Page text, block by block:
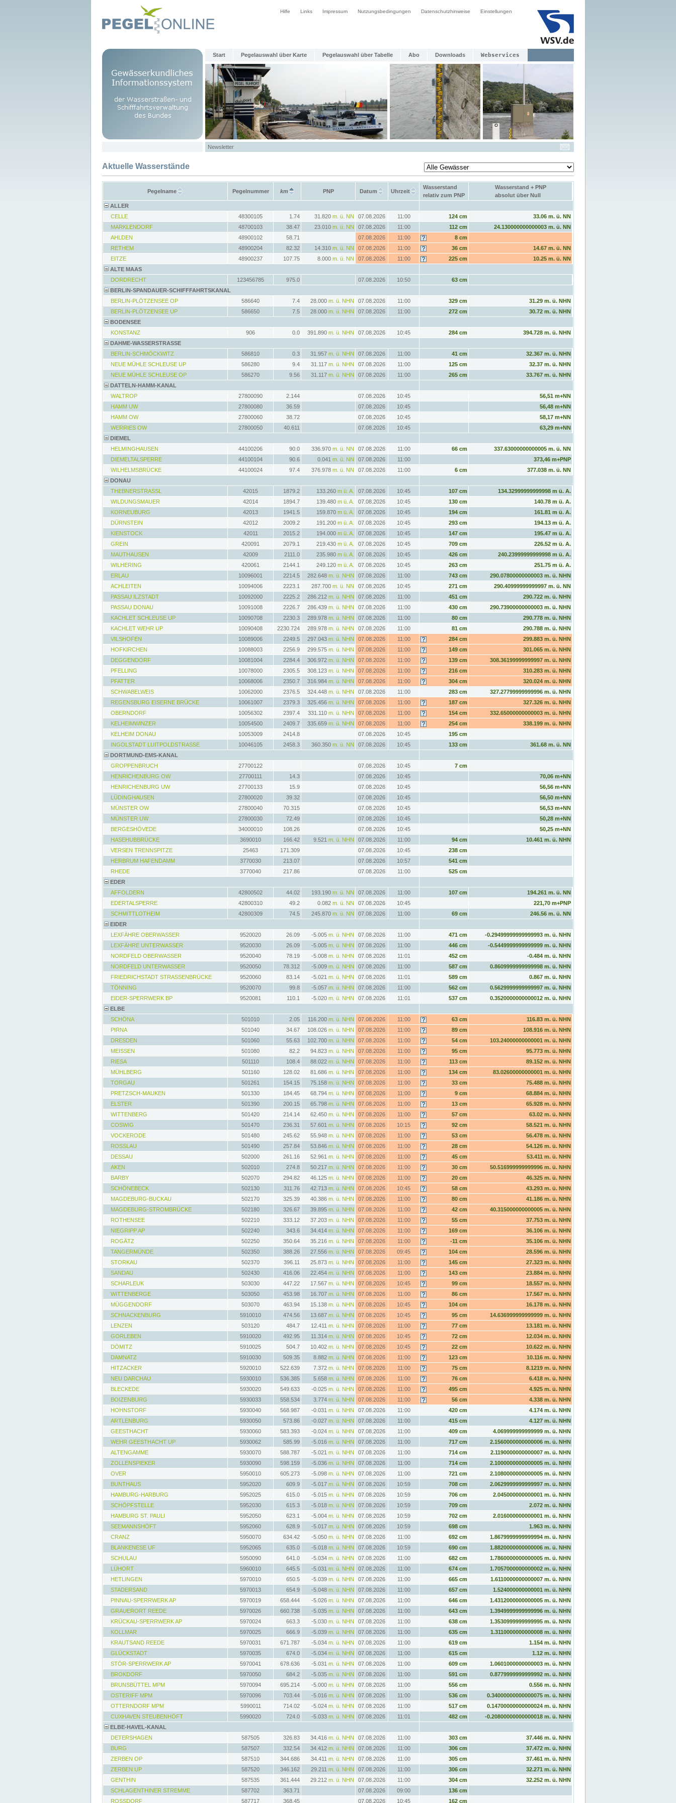
Hilfe Links Impressum Nutzungsbedingungen Datenschutzhinweise Einstellungen
Start Pegelauswahl über Karte Pegelauswahl über Tabelle Abo Downloads Webservices
Newsletter
Aktuelle Wasserstände
Pegelname Pegelnummer km PNP Datum Uhrzeit
Wasserstand
relativ zum PNP
Wasserstand + PNP
absolut über Null
ALLER
CELLE
48300105 1.74 31.820 m. ü. NN 07.08.2026 11:00 124 cm
33.06 m. ü. NN
MARKLENDORF
48700103 38.47 23.010 m. ü. NN 07.08.2026 11:00 112 cm
24.130000000000003 m. ü. NN
AHLDEN
48900102 58.71 07.08.2026 11:00
8 cm
RETHEM
48900204 82.32 14.310 m. ü. NN 07.08.2026 11:00 36 cm
14.67 m. ü. NN
EITZE
48900237 107.75 8.000 m. ü. NN 07.08.2026 11:00 225 cm
10.25 m. ü. NN
ALTE MAAS
DORDRECHT
123456785 975.0 07.08.2026 10:50
63 cm
BERLIN-SPANDAUER-SCHIFFFAHRTSKANAL
BERLIN-PLÖTZENSEE OP
586640 7.4 28.000 m. ü. NHN 07.08.2026 11:00 329 cm
31.29 m. ü. NHN
BERLIN-PLÖTZENSEE UP
586650 7.5 28.000 m. ü. NHN 07.08.2026 11:00 272 cm
30.72 m. ü. NHN
BODENSEE
KONSTANZ
906 0.0 391.890 m. ü. NHN 07.08.2026 10:45 284 cm
394.728 m. ü. NHN
DAHME-WASSERSTRASSE
BERLIN-SCHMÖCKWITZ
586810 0.3 31.957 m. ü. NHN 07.08.2026 11:00 41 cm
32.367 m. ü. NHN
NEUE MÜHLE SCHLEUSE UP
586280 9.4 31.117 m. ü. NHN 07.08.2026 11:00 125 cm
32.37 m. ü. NHN
NEUE MÜHLE SCHLEUSE OP
586270 9.56 31.117 m. ü. NHN 07.08.2026 11:00 265 cm
33.767 m. ü. NHN
DATTELN-HAMM-KANAL
WALTROP
27800090 2.144 07.08.2026 10:45
56,51 m+NN
HAMM UW
27800080 36.59 07.08.2026 10:45
56,48 m+NN
HAMM OW
27800060 38.72 07.08.2026 10:45
58,17 m+NN
WERRIES OW
27800050 40.611 07.08.2026 10:45
63,29 m+NN
DIEMEL
HELMINGHAUSEN
44100206 90.0 336.970 m. ü. NN 07.08.2026 11:00 66 cm
337.63000000000005 m. ü. NN
DIEMELTALSPERRE
44100104 90.6 0.041 m. ü. NN 07.08.2026 11:00
373,46 m+PNP
WILHELMSBRÜCKE
44100024 97.4 376.978 m. ü. NN 07.08.2026 11:00 6 cm
377.038 m. ü. NN
DONAU
THEBNERSTRASSL
42015 1879.2 133.260 m ü. A. 07.08.2026 10:45 107 cm
134.32999999999998 m ü. A.
WILDUNGSMAUER
42014 1894.7 139.480 m ü. A. 07.08.2026 10:45 130 cm
140.78 m ü. A.
KORNEUBURG
42013 1941.5 159.870 m ü. A. 07.08.2026 10:45 194 cm
161.81 m ü. A.
DÜRNSTEIN
42012 2009.2 191.200 m ü. A. 07.08.2026 10:45 293 cm
194.13 m ü. A.
KIENSTOCK
42011 2015.2 194.000 m ü. A. 07.08.2026 10:45 147 cm
195.47 m ü. A.
GREIN
420091 2079.1 219.430 m ü. A. 07.08.2026 10:45 709 cm
226.52 m ü. A.
MAUTHAUSEN
42009 2111.0 235.980 m ü. A. 07.08.2026 10:45 426 cm
240.23999999999998 m ü. A.
WILHERING
420061 2144.1 249.120 m ü. A. 07.08.2026 10:45 263 cm
251.75 m ü. A.
ERLAU
10096001 2214.5 282.648 m. ü. NHN 07.08.2026 11:00 743 cm
290.07800000000003 m. ü. NHN
ACHLEITEN
10094006 2223.1 287.700 m. ü. NN 07.08.2026 10:45 271 cm
290.40999999999997 m. ü. NN
PASSAU ILZSTADT
10092000 2225.2 286.212 m. ü. NHN 07.08.2026 11:00 451 cm
290.722 m. ü. NHN
PASSAU DONAU
10091008 2226.7 286.439 m. ü. NHN 07.08.2026 11:00 430 cm
290.73900000000003 m. ü. NHN
KACHLET SCHLEUSE UP
10090708 2230.3 289.978 m. ü. NHN 07.08.2026 11:00 80 cm
290.778 m. ü. NHN
KACHLET WEHR UP
10090408 2230.724 289.978 m. ü. NHN 07.08.2026 11:00 81 cm
290.788 m. ü. NHN
VILSHOFEN
10089006 2249.5 297.043 m. ü. NHN 07.08.2026 11:00 284 cm
299.883 m. ü. NHN
HOFKIRCHEN
10088003 2256.9 299.575 m. ü. NHN 07.08.2026 11:00 149 cm
301.065 m. ü. NHN
DEGGENDORF
10081004 2284.4 306.972 m. ü. NHN 07.08.2026 11:00 139 cm
308.36199999999997 m. ü. NHN
PFELLING
10078000 2305.5 308.123 m. ü. NHN 07.08.2026 11:00 216 cm
310.283 m. ü. NHN
PFATTER
10068006 2350.7 316.984 m. ü. NHN 07.08.2026 11:00 304 cm
320.024 m. ü. NHN
SCHWABELWEIS
10062000 2376.5 324.448 m. ü. NHN 07.08.2026 11:00 283 cm
327.27799999999996 m. ü. NHN
REGENSBURG EISERNE BRÜCKE
10061007 2379.3 325.456 m. ü. NHN 07.08.2026 11:00 187 cm
327.326 m. ü. NHN
OBERNDORF
10056302 2397.4 331.110 m. ü. NHN 07.08.2026 11:00 154 cm
332.65000000000003 m. ü. NHN
KELHEIMWINZER
10054500 2409.7 335.659 m. ü. NHN 07.08.2026 11:00 254 cm
338.199 m. ü. NHN
KELHEIM DONAU
10053009 2414.8 07.08.2026 10:45
195 cm
INGOLSTADT LUITPOLDSTRASSE
10046105 2458.3 360.350 m. ü. NN 07.08.2026 10:45 133 cm
361.68 m. ü. NN
DORTMUND-EMS-KANAL
GROPPENBRUCH
27700122 07.08.2026 10:45
7 cm
HENRICHENBURG OW
27700111 14.3 07.08.2026 10:45
70,06 m+NN
HENRICHENBURG UW
27700133 15.9 07.08.2026 10:45
56,56 m+NN
LÜDINGHAUSEN
27800020 39.32 07.08.2026 10:45
56,50 m+NN
MÜNSTER OW
27800040 70.315 07.08.2026 10:45
56,53 m+NN
MÜNSTER UW
27800030 72.49 07.08.2026 10:45
50,28 m+NN
BERGESHÖVEDE
34000010 108.26 07.08.2026 10:45
50,25 m+NN
HASEHUBBRÜCKE
3690010 166.42 9.521 m. ü. NHN 07.08.2026 11:00 94 cm
10.461 m. ü. NHN
VERSEN TRENNSPITZE
25463 171.309 07.08.2026 10:45
238 cm
HERBRUM HAFENDAMM
3770030 213.07 07.08.2026 10:57
541 cm
RHEDE
3770040 217.86 07.08.2026 11:00
525 cm
EDER
AFFOLDERN
42800502 44.02 193.190 m. ü. NN 07.08.2026 11:00 107 cm
194.261 m. ü. NN
EDERTALSPERRE
42800310 49.2 0.082 m. ü. NN 07.08.2026 10:45
221,70 m+PNP
SCHMITTLOTHEIM
42800309 74.5 245.870 m. ü. NN 07.08.2026 11:00 69 cm
246.56 m. ü. NN
EIDER
LEXFÄHRE OBERWASSER
9520020 26.09 -5.005 m. ü. NHN 07.08.2026 11:00 471 cm
-0.29499999999999993 m. ü. NHN
LEXFÄHRE UNTERWASSER
9520030 26.09 -5.005 m. ü. NHN 07.08.2026 11:00 446 cm
-0.5449999999999999 m. ü. NHN
NORDFELD OBERWASSER
9520040 78.19 -5.008 m. ü. NHN 07.08.2026 11:01 452 cm
-0.484 m. ü. NHN
NORDFELD UNTERWASSER
9520050 78.312 -5.009 m. ü. NHN 07.08.2026 11:00 587 cm
0.8609999999999998 m. ü. NHN
FRIEDRICHSTADT STRASSENBRÜCKE
9520060 83.14 -5.021 m. ü. NHN 07.08.2026 11:01 589 cm
0.867 m. ü. NHN
TÖNNING
9520070 99.8 -5.057 m. ü. NHN 07.08.2026 11:00 562 cm
0.5629999999999997 m. ü. NHN
EIDER-SPERRWERK BP
9520081 110.1 -5.020 m. ü. NHN 07.08.2026 11:01 537 cm
0.3520000000000012 m. ü. NHN
ELBE
SCHÖNA
501010 2.05 116.200 m. ü. NHN 07.08.2026 11:00 63 cm
116.83 m. ü. NHN
PIRNA
501040 34.67 108.026 m. ü. NHN 07.08.2026 11:00 89 cm
108.916 m. ü. NHN
DRESDEN
501060 55.63 102.700 m. ü. NHN 07.08.2026 11:00 54 cm
103.24000000000001 m. ü. NHN
MEISSEN
501080 82.2 94.823 m. ü. NHN 07.08.2026 11:00 95 cm
95.773 m. ü. NHN
RIESA
501110 108.4 88.022 m. ü. NHN 07.08.2026 11:00 113 cm
89.152 m. ü. NHN
MÜHLBERG
501160 128.02 81.686 m. ü. NHN 07.08.2026 11:00 134 cm
83.02600000000001 m. ü. NHN
TORGAU
501261 154.15 75.158 m. ü. NHN 07.08.2026 11:00 33 cm
75.488 m. ü. NHN
PRETZSCH-MAUKEN
501330 184.45 68.794 m. ü. NHN 07.08.2026 11:00 9 cm
68.884 m. ü. NHN
ELSTER
501390 200.15 65.798 m. ü. NHN 07.08.2026 11:00 13 cm
65.928 m. ü. NHN
WITTENBERG
501420 214.14 62.450 m. ü. NHN 07.08.2026 11:00 57 cm
63.02 m. ü. NHN
COSWIG
501470 236.31 57.601 m. ü. NHN 07.08.2026 10:15 92 cm
58.521 m. ü. NHN
VOCKERODE
501480 245.62 55.948 m. ü. NHN 07.08.2026 11:00 53 cm
56.478 m. ü. NHN
ROSSLAU
501490 257.84 53.846 m. ü. NHN 07.08.2026 11:00 28 cm
54.126 m. ü. NHN
DESSAU
502000 261.16 52.961 m. ü. NHN 07.08.2026 11:00 45 cm
53.411 m. ü. NHN
AKEN
502010 274.8 50.217 m. ü. NHN 07.08.2026 11:00 30 cm
50.516999999999996 m. ü. NHN
BARBY
502070 294.82 46.125 m. ü. NHN 07.08.2026 11:00 20 cm
46.325 m. ü. NHN
SCHÖNEBECK
502130 311.76 42.713 m. ü. NHN 07.08.2026 10:45 58 cm
43.293 m. ü. NHN
MAGDEBURG-BUCKAU
502170 325.39 40.386 m. ü. NHN 07.08.2026 11:00 80 cm
41.186 m. ü. NHN
MAGDEBURG-STROMBRÜCKE
502180 326.67 39.895 m. ü. NHN 07.08.2026 11:00 42 cm
40.315000000000005 m. ü. NHN
ROTHENSEE
502210 333.12 37.203 m. ü. NHN 07.08.2026 11:00 55 cm
37.753 m. ü. NHN
NIEGRIPP AP
502240 343.6 34.414 m. ü. NHN 07.08.2026 11:00 169 cm
36.106 m. ü. NHN
ROGÄTZ
502250 350.64 35.216 m. ü. NHN 07.08.2026 11:00 -11 cm
35.106 m. ü. NHN
TANGERMÜNDE
502350 388.26 27.556 m. ü. NHN 07.08.2026 09:45 104 cm
28.596 m. ü. NHN
STORKAU
502370 396.11 25.873 m. ü. NHN 07.08.2026 11:00 145 cm
27.323 m. ü. NHN
SANDAU
502430 416.06 22.454 m. ü. NHN 07.08.2026 11:00 143 cm
23.884 m. ü. NHN
SCHARLEUK
503030 447.22 17.567 m. ü. NHN 07.08.2026 10:45 99 cm
18.557 m. ü. NHN
WITTENBERGE
503050 453.98 16.707 m. ü. NHN 07.08.2026 11:00 86 cm
17.567 m. ü. NHN
MÜGGENDORF
503070 463.94 15.138 m. ü. NHN 07.08.2026 10:45 104 cm
16.178 m. ü. NHN
SCHNACKENBURG
5910010 474.56 13.687 m. ü. NHN 07.08.2026 10:45 95 cm
14.636999999999999 m. ü. NHN
LENZEN
503120 484.7 12.411 m. ü. NHN 07.08.2026 11:00 77 cm
13.181 m. ü. NHN
GORLEBEN
5910020 492.95 11.314 m. ü. NHN 07.08.2026 10:45 72 cm
12.034 m. ü. NHN
DÖMITZ
5910025 504.7 10.402 m. ü. NHN 07.08.2026 10:45 22 cm
10.622 m. ü. NHN
DAMNATZ
5910030 509.35 8.882 m. ü. NHN 07.08.2026 11:00 123 cm
10.116 m. ü. NHN
HITZACKER
5920010 522.639 7.372 m. ü. NHN 07.08.2026 11:00 75 cm
8.1219 m. ü. NHN
NEU DARCHAU
5930010 536.385 5.658 m. ü. NHN 07.08.2026 11:00 76 cm
6.418 m. ü. NHN
BLECKEDE
5930020 549.633 -0.025 m. ü. NHN 07.08.2026 11:00 495 cm
4.925 m. ü. NHN
BOIZENBURG
5930033 558.534 3.774 m. ü. NHN 07.08.2026 11:00 56 cm
4.338 m. ü. NHN
HOHNSTORF
5930040 568.987 -0.031 m. ü. NHN 07.08.2026 11:00 420 cm
4.174 m. ü. NHN
ARTLENBURG
5930050 573.86 -0.027 m. ü. NHN 07.08.2026 11:00 415 cm
4.127 m. ü. NHN
GEESTHACHT
5930060 583.393 -0.024 m. ü. NHN 07.08.2026 11:00 409 cm
4.069999999999999 m. ü. NHN
WEHR GEESTHACHT UP
5930062 585.99 -5.016 m. ü. NHN 07.08.2026 11:00 717 cm
2.1560000000000006 m. ü. NHN
ALTENGAMME
5930070 588.787 -5.021 m. ü. NHN 07.08.2026 11:00 714 cm
2.1190000000000007 m. ü. NHN
ZOLLENSPIEKER
5930090 598.159 -5.036 m. ü. NHN 07.08.2026 11:00 714 cm
2.1000000000000005 m. ü. NHN
OVER
5950010 605.273 -5.098 m. ü. NHN 07.08.2026 11:00 721 cm
2.1080000000000005 m. ü. NHN
BUNTHAUS
5952020 609.9 -5.017 m. ü. NHN 07.08.2026 10:59 708 cm
2.0629999999999997 m. ü. NHN
HAMBURG-HARBURG
5952025 615.0 -5.015 m. ü. NHN 07.08.2026 10:59 706 cm
2.045000000000001 m. ü. NHN
SCHÖPFSTELLE
5952030 615.3 -5.018 m. ü. NHN 07.08.2026 10:59 709 cm
2.072 m. ü. NHN
HAMBURG ST. PAULI
5952050 623.1 -5.004 m. ü. NHN 07.08.2026 10:59 702 cm
2.016000000000001 m. ü. NHN
SEEMANNSHÖFT
5952060 628.9 -5.017 m. ü. NHN 07.08.2026 10:59 698 cm
1.963 m. ü. NHN
CRANZ
5950070 634.42 -5.050 m. ü. NHN 07.08.2026 11:00 692 cm
1.8679999999999994 m. ü. NHN
BLANKENESE UF
5952065 635.0 -5.018 m. ü. NHN 07.08.2026 10:59 690 cm
1.8820000000000006 m. ü. NHN
SCHULAU
5950090 641.0 -5.034 m. ü. NHN 07.08.2026 11:00 682 cm
1.7860000000000005 m. ü. NHN
LÜHORT
5960010 645.5 -5.031 m. ü. NHN 07.08.2026 11:00 674 cm
1.7057000000000002 m. ü. NHN
HETLINGEN
5970010 650.5 -5.039 m. ü. NHN 07.08.2026 11:00 665 cm
1.6110000000000007 m. ü. NHN
STADERSAND
5970013 654.9 -5.048 m. ü. NHN 07.08.2026 11:00 657 cm
1.524000000000001 m. ü. NHN
PINNAU-SPERRWERK AP
5970019 658.444 -5.026 m. ü. NHN 07.08.2026 11:00 646 cm
1.4312000000000005 m. ü. NHN
GRAUERORT REEDE
5970026 660.738 -5.035 m. ü. NHN 07.08.2026 11:00 643 cm
1.3949999999999996 m. ü. NHN
KRÜCKAU-SPERRWERK AP
5970024 663.3 -5.030 m. ü. NHN 07.08.2026 11:00 638 cm
1.3530999999999995 m. ü. NHN
KOLLMAR
5970025 666.9 -5.039 m. ü. NHN 07.08.2026 11:00 635 cm
1.3110000000000008 m. ü. NHN
KRAUTSAND REEDE
5970031 671.787 -5.034 m. ü. NHN 07.08.2026 11:00 619 cm
1.154 m. ü. NHN
GLÜCKSTADT
5970035 674.0 -5.034 m. ü. NHN 07.08.2026 11:00 615 cm
1.12 m. ü. NHN
STÖR-SPERRWERK AP
5970041 678.636 -5.031 m. ü. NHN 07.08.2026 11:00 609 cm
1.0601000000000003 m. ü. NHN
BROKDORF
5970050 684.2 -5.035 m. ü. NHN 07.08.2026 11:00 591 cm
0.8779999999999992 m. ü. NHN
BRUNSBÜTTEL MPM
5970094 695.214 -5.000 m. ü. NHN 07.08.2026 11:00 556 cm
0.556 m. ü. NHN
OSTERIFF MPM
5970096 703.44 -5.016 m. ü. NHN 07.08.2026 11:00 536 cm
0.34000000000000075 m. ü. NHN
OTTERNDORF MPM
5990011 714.02 -5.024 m. ü. NHN 07.08.2026 11:00 517 cm
0.14700000000000024 m. ü. NHN
CUXHAVEN STEUBENHÖFT
5990020 724.0 -5.033 m. ü. NHN 07.08.2026 11:01 482 cm
-0.20800000000000018 m. ü. NHN
ELBE-HAVEL-KANAL
DETERSHAGEN
587505 326.83 34.416 m. ü. NHN 07.08.2026 11:00 303 cm
37.446 m. ü. NHN
BURG
587507 332.54 34.412 m. ü. NHN 07.08.2026 11:00 306 cm
37.472 m. ü. NHN
ZERBEN OP
587510 344.686 34.411 m. ü. NHN 07.08.2026 11:00 305 cm
37.461 m. ü. NHN
ZERBEN UP
587520 346.162 29.211 m. ü. NHN 07.08.2026 11:00 306 cm
32.271 m. ü. NHN
GENTHIN
587535 361.444 29.212 m. ü. NHN 07.08.2026 11:00 304 cm
32.252 m. ü. NHN
SCHLAGENTHINER STREMME
587702 363.71 07.08.2026 09:00
136 cm
ROSSDORF
587717 368.45 07.08.2026 10:45 162 cm